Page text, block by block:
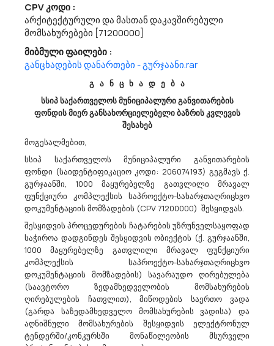
Შპს „თბილისის Სატრანსპორტო Კომპანია“ Აცხადებს Ბაზრის Კვლევას
45233200 - გზების საფართან დაკავშირებული სხვადასხვა სახის
სამუშაოები.
შპს „თბილისის სატრანსპორტო კომპანია“ ატარებს ბაზრის
კვლევას მე-2 ავტობაზაში დაზიანებული ბეტონის საფარის
აღდგენის და №3 ავტობაზის ტერიტორიაზე დაზიანებული
საფარის ორმოული შეკეთების სამუშაოების (CPVკოდი:
45233200) ელექტრონული ტენდერის საშუალებ...
Სსიპ Სახელმწიფო Შესყიდვების Სააგენტო Აცხადებს Ბაზრის Კვლევას
39160000 - სასკოლო ავეჯი.
21/05/2026
მოგესალმებით,გაცნობებთ, რომ საქართველოს საჯარო
სკოლებისთვის განკუთვნილი სასკოლო მერხისა და სკამის
სახელმწიფო შესყიდვის მიზნით, იგეგმება კონსოლიდირებული
ტენდერ(ებ)ის გამოცხადება, ჯამში - 67 000 (სამოცდაშვიდი
CPV კოდი :
არქიტექტურული და მასთან დაკავშირებული
მომსახურებები [71200000]
მიბმული ფაილები :
განცხადების დანართები - გურჯაანი.rar
გ ა ნ ც ხ ა დ ე ბ ა
სსიპ საქართველოს მუნიციპალური განვითარების
ფონდის მიერ განსახორციელებელი ბაზრის კვლევის
შესახებ
მოგესალმებით,
სსიპ საქართველოს მუნიციპალური განვითარების
ფონდი (საიდენტიფიკაციო კოდი: 206074193) გეგმავსქ.
გურჯაანში, 1000 მაყურებელზე გათვლილი მრავალ
ფუნქციური კომპლექსის საპროექტო-სახარჯთაღრიცხვო
დოკუმენტაციის მომზადების (CPV 71200000) შესყიდვას.
შესყიდვის პროცედურების ჩატარების უზრუნველსაყოფად
საჭიროა დადგინდეს შესყიდვის ობიექტის (ქ. გურჯაანში,
1000 მაყურებელზე გათვლილი მრავალ ფუნქციური
კომპლექსის საპროექტო-სახარჯთაღრიცხვო
დოკუმენტაციის მომზადების) სავარაუდო ღირებულება
(საავტორო ზედამხედველობის მომსახურების
ღირებულების ჩათვლით), მიწოდების საერთო ვადა
(გარდა საზედამხედველო მომსახურების ვადისა) და
აღნიშნული მომსახურების შესყიდვის ელექტრონულ
ტენდერში/კონკურსში მონაწილეობის მსურველი